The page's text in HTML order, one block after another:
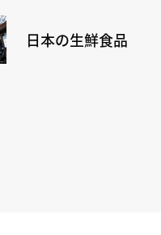
日本の生鮮食品